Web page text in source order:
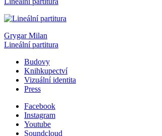
Grygar Milan
Lineální partitura
Budovy
Knihkupectví
Vizuální identita
Press
Facebook
Instagram
Youtube
Soundcloud